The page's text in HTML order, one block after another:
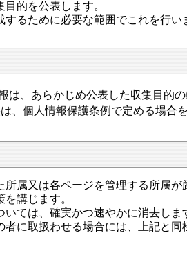
的を公表します。
るために必要な範囲でこれを行い
、あらかじめ公表した収集目的の
、個人情報保護条例で定める場合
属又は各ページを管理する所属が
講じます。
ては、確実かつ速やかに消去しま
に取扱わせる場合には、上記と同